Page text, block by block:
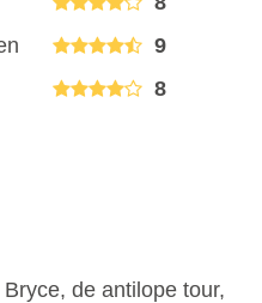
9
8
de antilope tour,